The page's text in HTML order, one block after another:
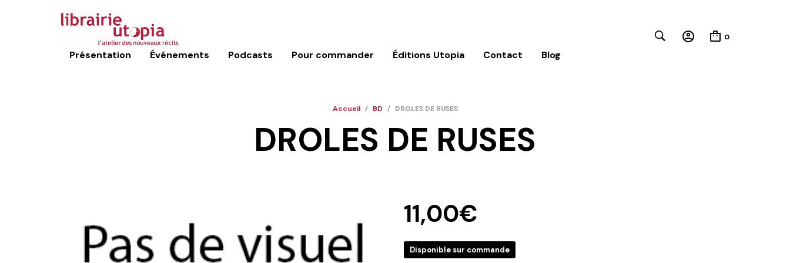
Présentation Événements Podcasts Pour commander Éditions Utopia Contact Blog
0
Accueil / BD / DROLES DE RUSES
DROLES DE RUSES
11,00€
Disponible sur commande